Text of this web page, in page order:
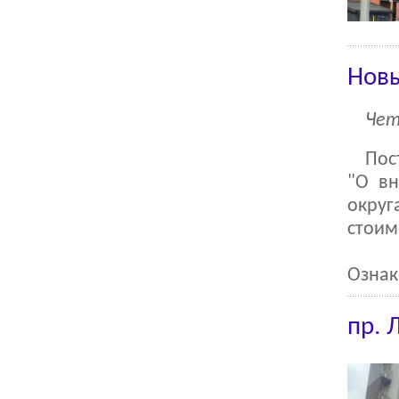
"О
пр.